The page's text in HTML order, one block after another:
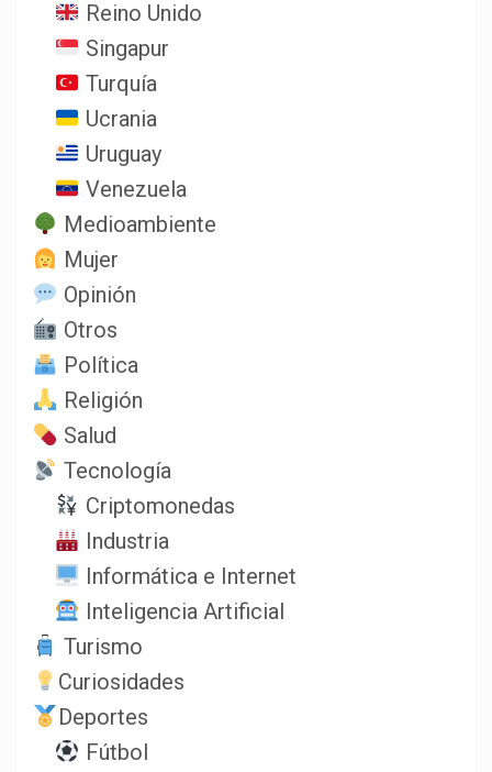
Reino Unido
Singapur
Turquía
Ucrania
Uruguay
Venezuela
Medioambiente
Mujer
Opinión
Otros
Política
Religión
Salud
Tecnología
Criptomonedas
Industria
Informática e Internet
Inteligencia Artificial
Turismo
Curiosidades
Deportes
Fútbol